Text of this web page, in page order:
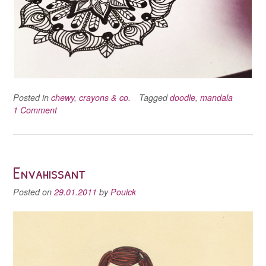
Posted in chewy, crayons & co. Taggeddoodle, mandala
1 Comment
Envahissant
Posted on 29.01.2011 byPouick